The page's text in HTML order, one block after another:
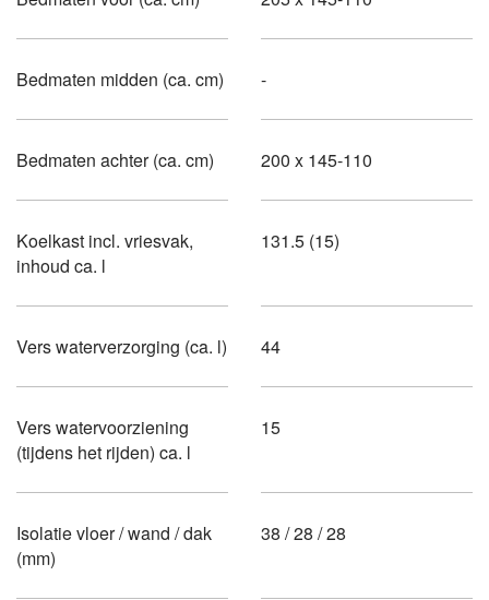
Bedmaten midden (ca. cm) -
Bedmaten achter (ca. cm) 200 x 145-110
Koelkast incl. vriesvak,
inhoud ca. l
131.5 (15)
Vers waterverzorging (ca. l) 44
Vers watervoorziening
(tijdens het rijden) ca. l
15
Isolatie vloer / wand / dak
(mm)
38 / 28 / 28